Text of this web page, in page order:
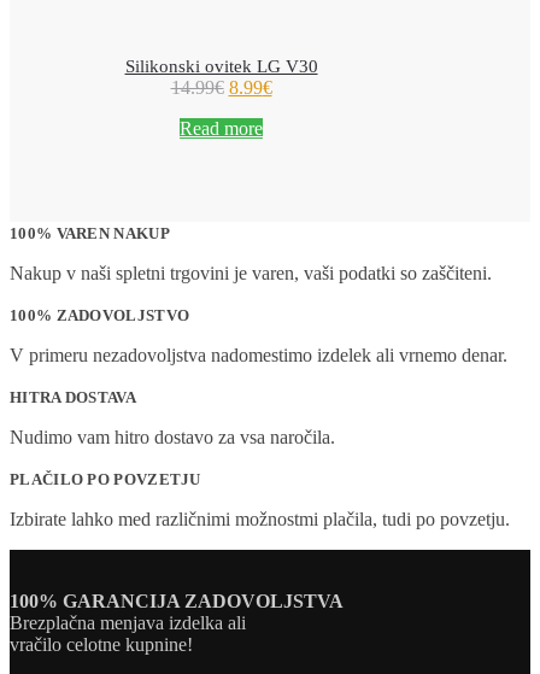
Silikonski ovitek LG V30
14.99€ 8.99€
Read more
100% VAREN NAKUP
Nakup v naši spletni trgovini je varen, vaši podatki so zaščiteni.
100% ZADOVOLJSTVO
V primeru nezadovoljstva nadomestimo izdelek ali vrnemo denar.
HITRA DOSTAVA
Nudimo vam hitro dostavo za vsa naročila.
PLAČILO PO POVZETJU
Izbirate lahko med različnimi možnostmi plačila, tudi po povzetju.
100% GARANCIJA ZADOVOLJSTVA
Brezplačna menjava izdelka ali
vračilo celotne kupnine!